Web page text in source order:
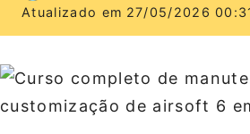
Atualizado em 27/05/2026